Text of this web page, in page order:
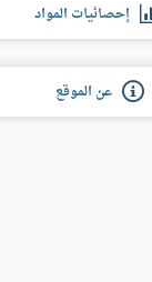
إحصائيات المواد
عن الموقع